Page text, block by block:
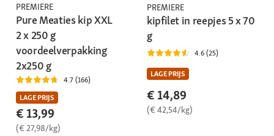
PREMIERE
Pure Meaties kip XXL
2 x 250 g
voordeelverpakking
2x250 g
4.7 (166)
LAGE PRIJS
€ 13,99
(€ 27,98/kg)
PREMIERE
kipfilet in reepjes 5 x 70
g
4.6 (25)
LAGE PRIJS
€ 14,89
(€ 42,54/kg)